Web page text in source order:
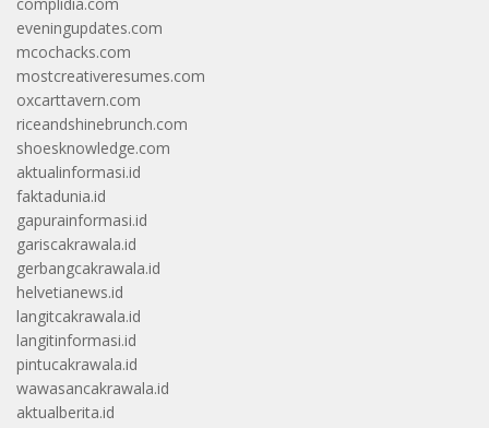
eveningupdates.com
mcochacks.com
mostcreativeresumes.com
oxcarttavern.com
riceandshinebrunch.com
shoesknowledge.com
aktualinformasi.id
faktadunia.id
gapurainformasi.id
gariscakrawala.id
gerbangcakrawala.id
helvetianews.id
langitcakrawala.id
langitinformasi.id
pintucakrawala.id
wawasancakrawala.id
aktualberita.id